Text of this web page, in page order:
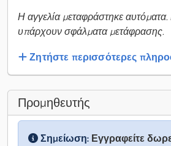
Η αγγελία μεταφράστηκε αυτόματα.
υπάρχουν σφάλματα μετάφρασης.
Ζητήστε περισσότερες
Προμηθευτής
Σημείωση: Εγγραφείτε